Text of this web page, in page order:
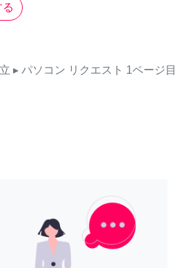
▸ パソコン リクエスト 1ページ目